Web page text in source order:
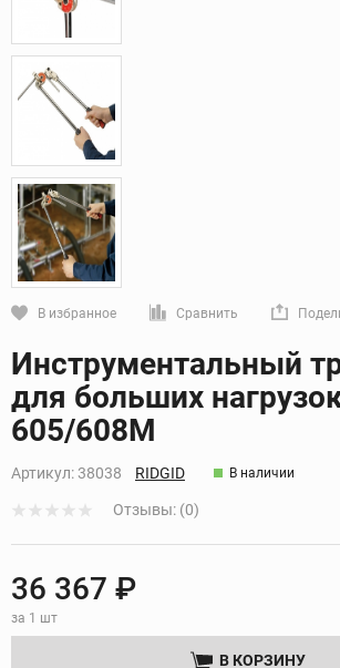
В избранное Сравнить
Кликните, чтобы скопировать прямую ссылку
Инструментальный
для больших
605/608М
Артикул:38038 RIDGID В наличии
Отзывы: (0)
36 367 ₽
за 1 шт
В КОРЗИНУ